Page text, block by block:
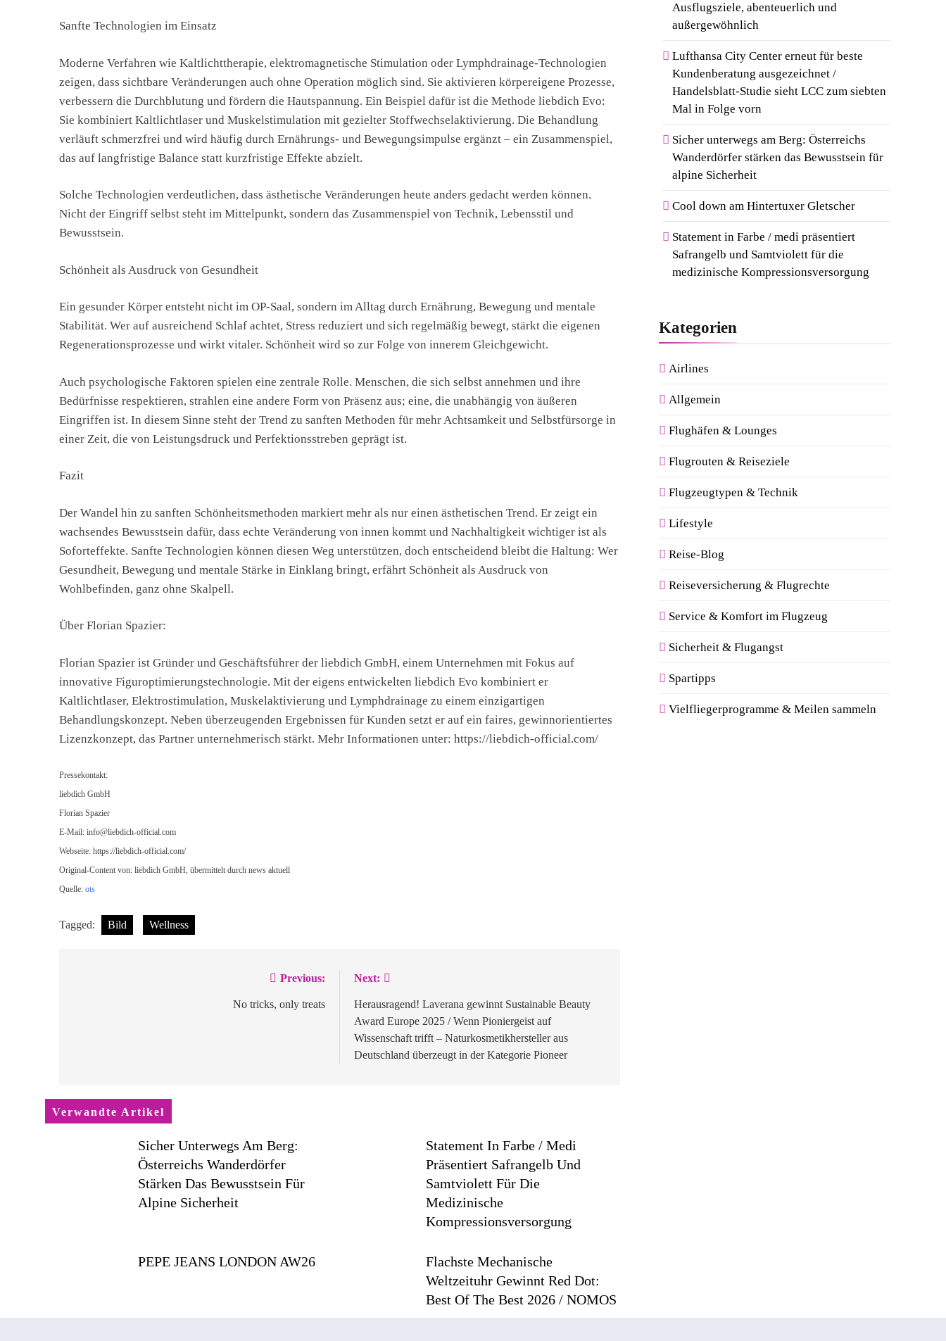
Sanfte Technologien im Einsatz
Moderne Verfahren wie Kaltlichttherapie, elektromagnetische Stimulation oder Lymphdrainage-Technologien
zeigen, dass sichtbare Veränderungen auch ohne Operation möglich sind. Sie aktivieren körpereigene Prozesse,
verbessern die Durchblutung und fördern die Hautspannung. Ein Beispiel dafür ist die Methode liebdich Evo:
Sie kombiniert Kaltlichtlaser und Muskelstimulation mit gezielter Stoffwechselaktivierung. Die Behandlung
verläuft schmerzfrei und wird häufig durch Ernährungs- und Bewegungsimpulse ergänzt – ein Zusammenspiel,
das auf langfristige Balance statt kurzfristige Effekte abzielt.
Solche Technologien verdeutlichen, dass ästhetische Veränderungen heute anders gedacht werden können.
Nicht der Eingriff selbst steht im Mittelpunkt, sondern das Zusammenspiel von Technik, Lebensstil und
Bewusstsein.
Schönheit als Ausdruck von Gesundheit
Ein gesunder Körper entsteht nicht im OP-Saal, sondern im Alltag durch Ernährung, Bewegung und mentale
Stabilität. Wer auf ausreichend Schlaf achtet, Stress reduziert und sich regelmäßig bewegt, stärkt die eigenen
Regenerationsprozesse und wirkt vitaler. Schönheit wird so zur Folge von innerem Gleichgewicht.
Auch psychologische Faktoren spielen eine zentrale Rolle. Menschen, die sich selbst annehmen und ihre
Bedürfnisse respektieren, strahlen eine andere Form von Präsenz aus; eine, die unabhängig von äußeren
Eingriffen ist. In diesem Sinne steht der Trend zu sanften Methoden für mehr Achtsamkeit und Selbstfürsorge in
einer Zeit, die von Leistungsdruck und Perfektionsstreben geprägt ist.
Fazit
Der Wandel hin zu sanften Schönheitsmethoden markiert mehr als nur einen ästhetischen Trend. Er zeigt ein
wachsendes Bewusstsein dafür, dass echte Veränderung von innen kommt und Nachhaltigkeit wichtiger ist als
Soforteffekte. Sanfte Technologien können diesen Weg unterstützen, doch entscheidend bleibt die Haltung: Wer
Gesundheit, Bewegung und mentale Stärke in Einklang bringt, erfährt Schönheit als Ausdruck von
Wohlbefinden, ganz ohne Skalpell.
Über Florian Spazier:
Florian Spazier ist Gründer und Geschäftsführer der liebdich GmbH, einem Unternehmen mit Fokus auf
innovative Figuroptimierungstechnologie. Mit der eigens entwickelten liebdich Evo kombiniert er
Kaltlichtlaser, Elektrostimulation, Muskelaktivierung und Lymphdrainage zu einem einzigartigen
Behandlungskonzept. Neben überzeugenden Ergebnissen für Kunden setzt er auf ein faires, gewinnorientiertes
Lizenzkonzept, das Partner unternehmerisch stärkt. Mehr Informationen unter: https://liebdich-official.com/
Pressekontakt:
liebdich GmbH
Florian Spazier
E-Mail: info@liebdich-official.com
Webseite: https://liebdich-official.com/
Original-Content von: liebdich GmbH, übermittelt durch news aktuell
Quelle: ots
Tagged: Bild Wellness
Previous:
No tricks, only treats
Next:
Herausragend! Laverana gewinnt Sustainable Beauty
Award Europe 2025 / Wenn Pioniergeist auf
Wissenschaft trifft – Naturkosmetikhersteller aus
Deutschland überzeugt in der Kategorie Pioneer
Verwandte Artikel
Sicher Unterwegs Am Berg:
Österreichs Wanderdörfer
Stärken Das Bewusstsein Für
Alpine Sicherheit
Statement In Farbe / Medi
Präsentiert Safrangelb Und
Samtviolett Für Die
Medizinische
Kompressionsversorgung
PEPE JEANS LONDON AW26
Flachste Mechanische
Weltzeituhr Gewinnt Red Dot:
Best Of The Best 2026 / NOMOS
Ausflugsziele, abenteuerlich und
außergewöhnlich
Lufthansa City Center erneut für beste
Kundenberatung ausgezeichnet /
Handelsblatt-Studie sieht LCC zum siebten
Mal in Folge vorn
Sicher unterwegs am Berg: Österreichs
Wanderdörfer stärken das Bewusstsein für
alpine Sicherheit
Cool down am Hintertuxer Gletscher
Statement in Farbe / medi präsentiert
Safrangelb und Samtviolett für die
medizinische Kompressionsversorgung
Kategorien
Airlines
Allgemein
Flughäfen & Lounges
Flugrouten & Reiseziele
Flugzeugtypen & Technik
Lifestyle
Reise-Blog
Reiseversicherung & Flugrechte
Service & Komfort im Flugzeug
Sicherheit & Flugangst
Spartipps
Vielfliegerprogramme & Meilen sammeln